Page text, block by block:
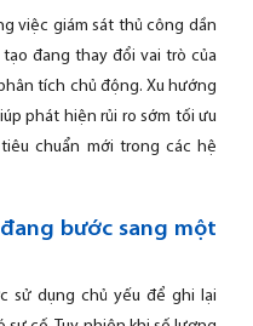
việc giám sát thủ công dần
đang thay đổi vai trò của
tích chủ động. Xu hướng
phát hiện rủi ro sớm tối ưu
chuẩn mới trong các hệ
bước sang một
sử dụng chủ yếu để ghi lại